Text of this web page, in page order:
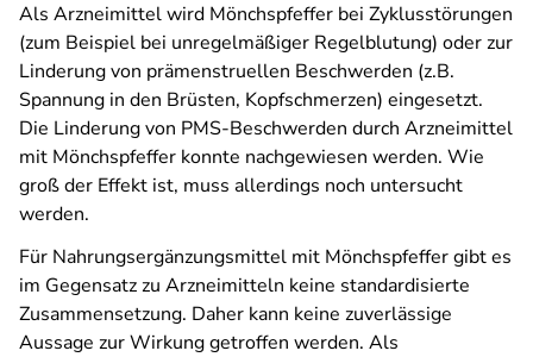
Als Arzneimittel wird Mönchspfeffer bei Zyklusstörungen
(zum Beispiel bei unregelmäßiger Regelblutung) oder zur
Linderung von prämenstruellen Beschwerden (z.B.
Spannung in den Brüsten, Kopfschmerzen) eingesetzt.
Die Linderung von PMS-Beschwerden durch Arzneimittel
mit Mönchspfeffer konnte nachgewiesen werden. Wie
groß der Effekt ist, muss allerdings noch untersucht
werden.
Für Nahrungsergänzungsmittel mit Mönchspfeffer gibt es
im Gegensatz zu Arzneimitteln keine standardisierte
Zusammensetzung. Daher kann keine zuverlässige
Aussage zur Wirkung getroffen werden. Als